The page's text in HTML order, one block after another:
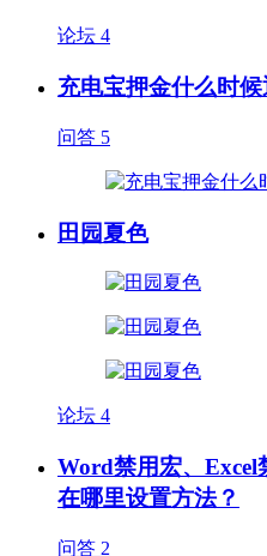
论坛 4
充电宝押金什么时候
问答 5
田园夏色
论坛 4
Word禁用宏、Excel
在哪里设置方法？
问答 2